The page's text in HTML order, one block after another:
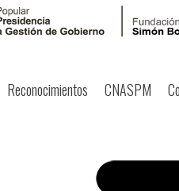
Reconocimientos CNASPM